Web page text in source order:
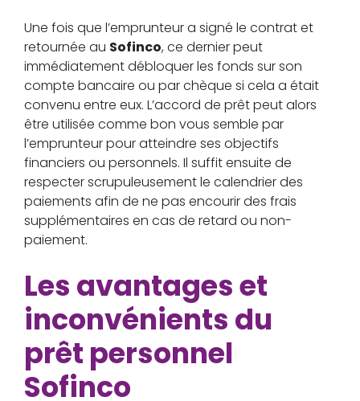
Une fois que l’emprunteur a signé le contrat et
retournée au Sofinco, ce dernier peut
immédiatement débloquer les fonds sur son
compte bancaire ou par chèque si cela a était
convenu entre eux. L’accord de prêt peut alors
être utilisée comme bon vous semble par
l’emprunteur pour atteindre ses objectifs
financiers ou personnels. Il suffit ensuite de
respecter scrupuleusement le calendrier des
paiements afin de ne pas encourir des frais
supplémentaires en cas de retard ou non-
paiement.
Les avantages et
inconvénients du
prêt personnel
Sofinco